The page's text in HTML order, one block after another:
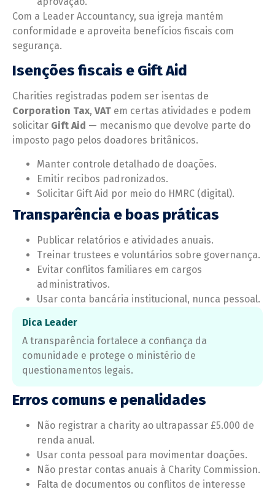
Com a Leader Accountancy, sua igreja mantém
conformidade e aproveita benefícios fiscais com
segurança.
Isenções fiscais e Gift Aid
Charities registradas podem ser isentas de
Corporation Tax, VAT em certas atividades e podem
solicitar Gift Aid — mecanismo que devolve parte do
imposto pago pelos doadores britânicos.
Manter controle detalhado de doações.
Emitir recibos padronizados.
Solicitar Gift Aid por meio do HMRC (digital).
Transparência e boas práticas
Publicar relatórios e atividades anuais.
Treinar trustees e voluntários sobre governança.
Evitar conflitos familiares em cargos
administrativos.
Usar conta bancária institucional, nunca pessoal.
Dica Leader
A transparência fortalece a confiança da
comunidade e protege o ministério de
questionamentos legais.
Erros comuns e penalidades
Não registrar a charity ao ultrapassar £5.000 de
renda anual.
Usar conta pessoal para movimentar doações.
Não prestar contas anuais à Charity Commission.
Falta de documentos ou conflitos de interesse